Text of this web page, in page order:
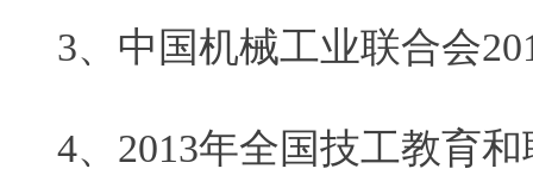
3、中国机械工业联合会
4、2013年全国技工教育